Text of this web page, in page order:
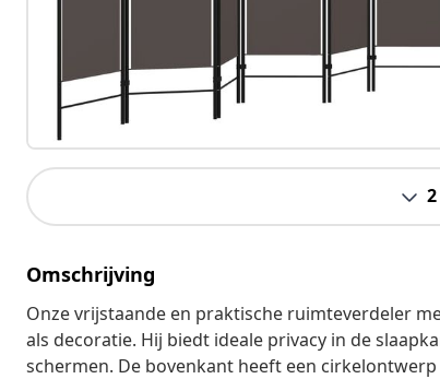
Omschrijving
Onze vrijstaande en praktische ruimteverdeler
als decoratie. Hij biedt ideale privacy in de
schermen. De bovenkant heeft een